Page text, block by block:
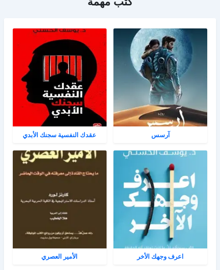
آرسس عقدك النفسية سجنك الأبدي
اعرف وجهك الأخر الأمير العصري